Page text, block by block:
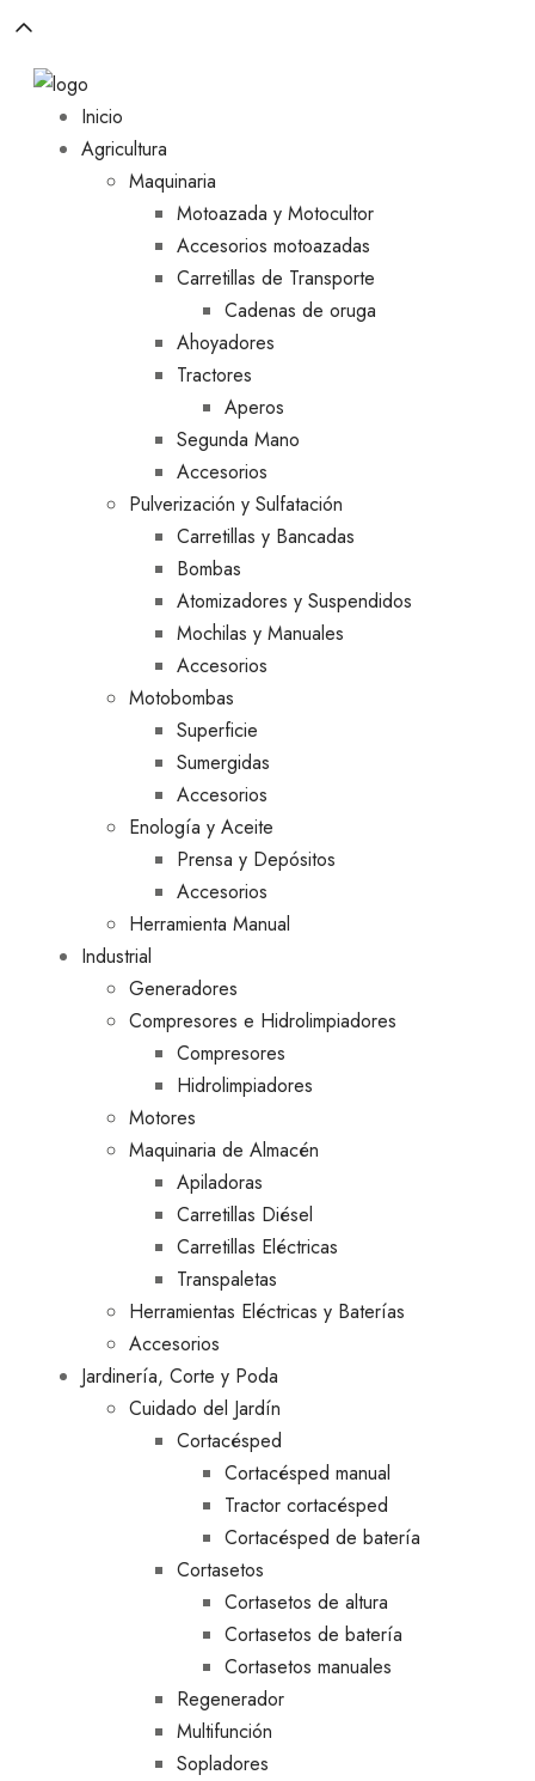
Inicio
Agricultura
Maquinaria
Motoazada y Motocultor
Accesorios motoazadas
Carretillas de Transporte
Cadenas de oruga
Ahoyadores
Tractores
Aperos
Segunda Mano
Accesorios
Pulverización y Sulfatación
Carretillas y Bancadas
Bombas
Atomizadores y Suspendidos
Mochilas y Manuales
Accesorios
Motobombas
Superficie
Sumergidas
Accesorios
Enología y Aceite
Prensa y Depósitos
Accesorios
Herramienta Manual
Industrial
Generadores
Compresores e Hidrolimpiadores
Compresores
Hidrolimpiadores
Motores
Maquinaria de Almacén
Apiladoras
Carretillas Diésel
Carretillas Eléctricas
Transpaletas
Herramientas Eléctricas y Baterías
Accesorios
Jardinería, Corte y Poda
Cuidado del Jardín
Cortacésped
Cortacésped manual
Tractor cortacésped
Cortacésped de batería
Cortasetos
Cortasetos de altura
Cortasetos de batería
Cortasetos manuales
Regenerador
Multifunción
Sopladores